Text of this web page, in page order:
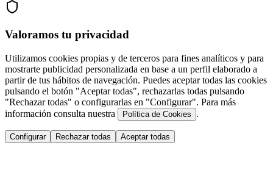
Valoramos tu privacidad
Utilizamos cookies propias y de terceros para fines analíticos y para
mostrarte publicidad personalizada en base a un perfil elaborado a
partir de tus hábitos de navegación. Puedes aceptar todas las cookies
pulsando el botón "Aceptar todas", rechazarlas todas pulsando
"Rechazar todas" o configurarlas en "Configurar". Para más
información consulta nuestra
Política de Cookies .
Configurar Rechazar todas Aceptar todas